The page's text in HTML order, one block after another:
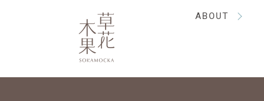
ABOUT